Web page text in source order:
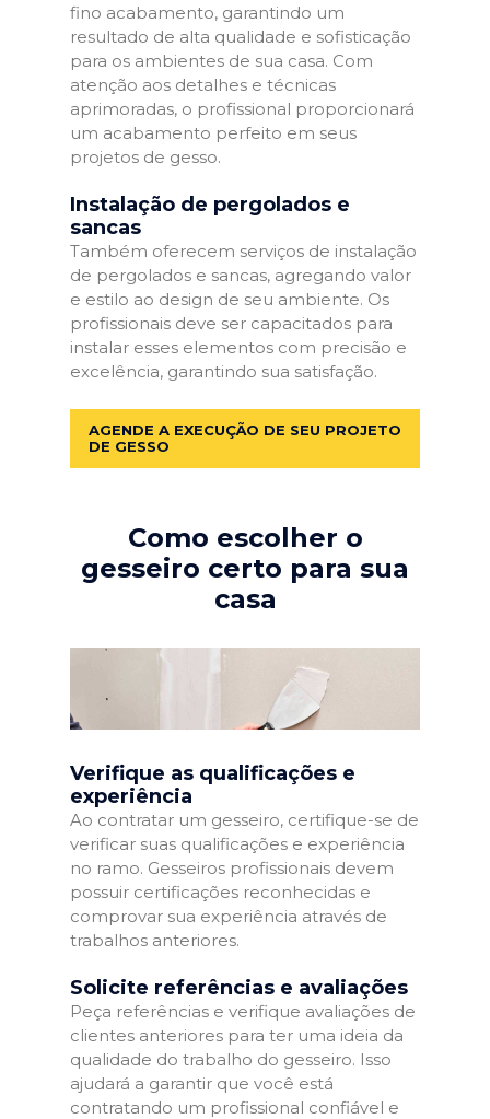
fino acabamento, garantindo um
resultado de alta qualidade e sofisticação
para os ambientes de sua casa. Com
atenção aos detalhes e técnicas
aprimoradas, o profissional proporcionará
um acabamento perfeito em seus
projetos de gesso.
Instalação de pergolados e
sancas
Também oferecem serviços de instalação
de pergolados e sancas, agregando valor
e estilo ao design de seu ambiente. Os
profissionais deve ser capacitados para
instalar esses elementos com precisão e
excelência, garantindo sua satisfação.
AGENDE A EXECUÇÃO DE SEU PROJETO
DE GESSO
Como escolher o
gesseiro certo para sua
casa
Verifique as qualificações e
experiência
Ao contratar um gesseiro, certifique-se de
verificar suas qualificações e experiência
no ramo. Gesseiros profissionais devem
possuir certificações reconhecidas e
comprovar sua experiência através de
trabalhos anteriores.
Solicite referências e avaliações
Peça referências e verifique avaliações de
clientes anteriores para ter uma ideia da
qualidade do trabalho do gesseiro. Isso
ajudará a garantir que você está
contratando um profissional confiável e